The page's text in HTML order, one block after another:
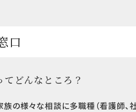
口
どんなところ？
の様々な相談に多職種（看護師、